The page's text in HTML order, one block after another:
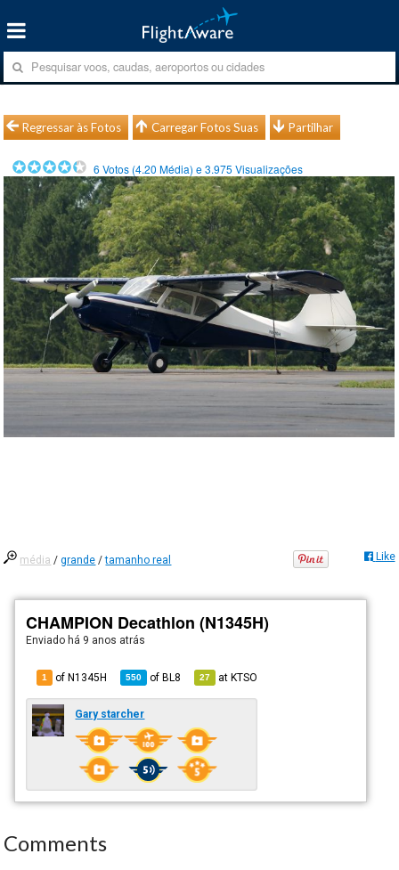
Regressar às Fotos Carregar Fotos Suas Partilhar
6 Votos (4.20 Média) e3.975 Visualizações
média /grande /tamanho real Like
CHAMPION Decathlon (N1345H)
Enviado há 9 anos atrás
1 of N1345H 550 ofBL8 27 atKTSO
Gary starcher
Comments